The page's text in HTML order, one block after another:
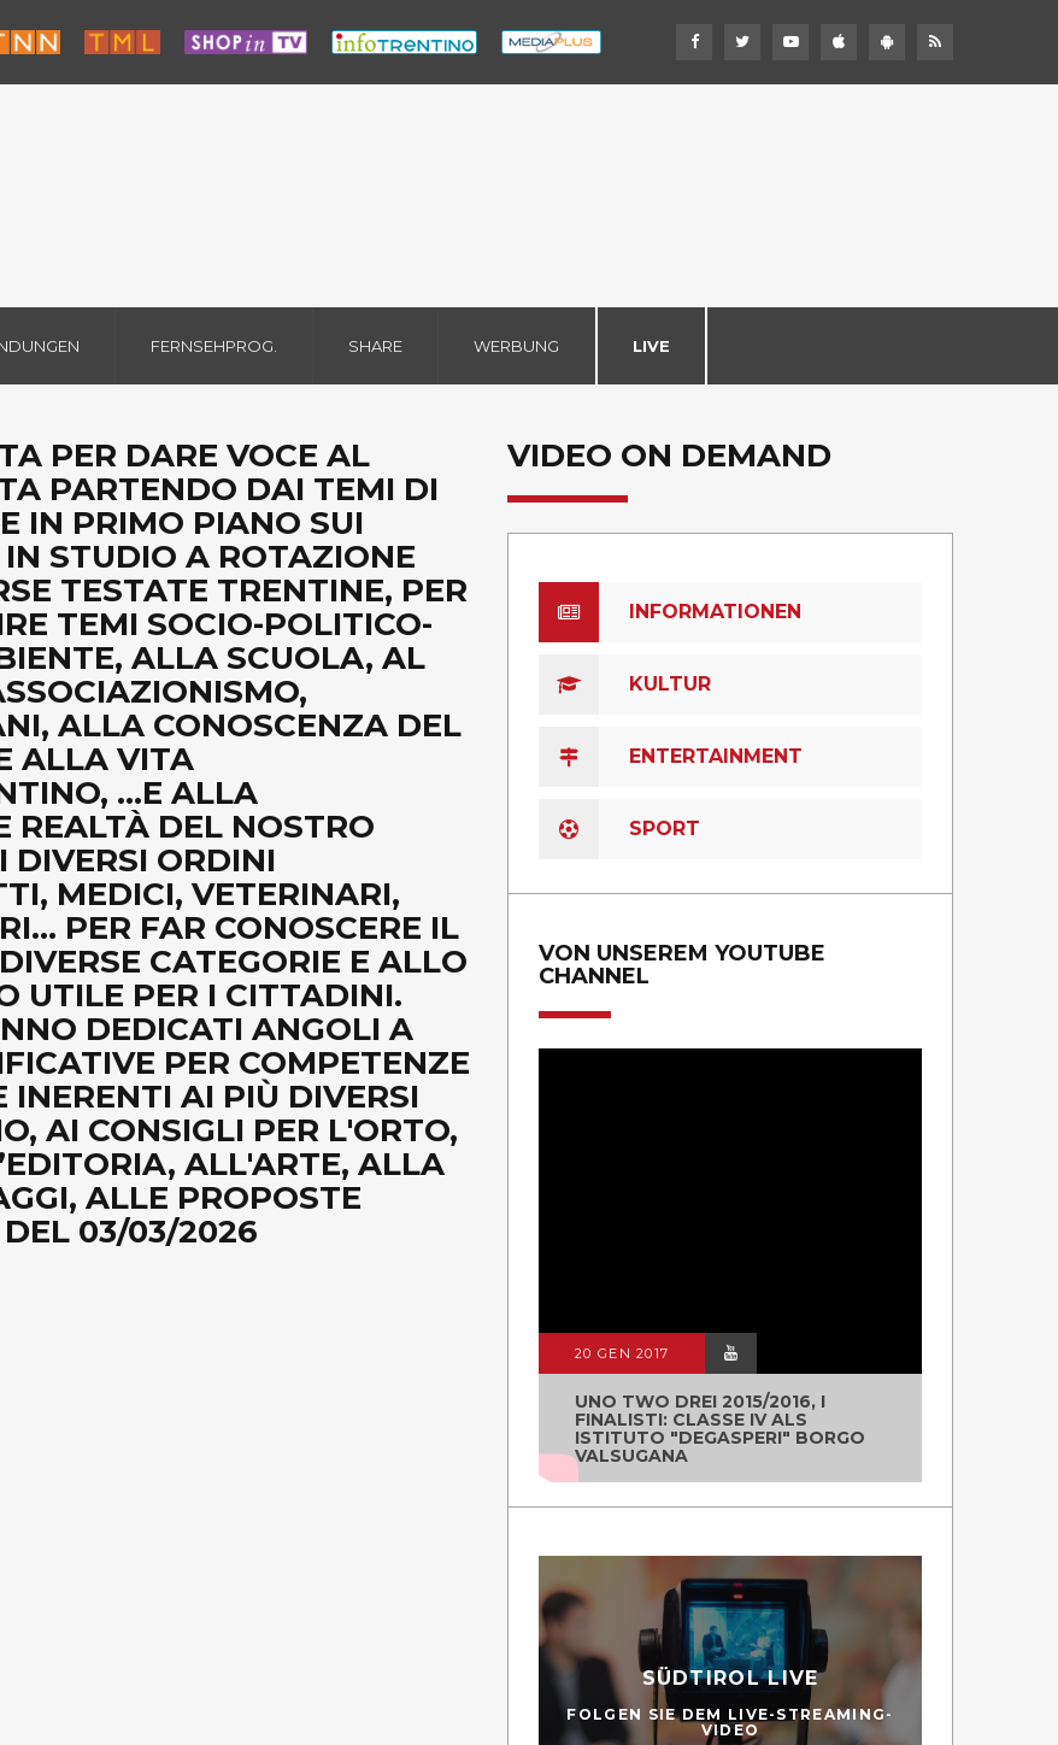
FERNSEHPROG. SHARE WERBUNG LIVE
PER DARE VOCE AL
PARTENDO DAI TEMI DI
IN PRIMO PIANO SUI
STUDIO A ROTAZIONE
TESTATE TRENTINE, PER
TEMI SOCIO-POLITICO-
ALLA SCUOLA, AL
ALLA CONOSCENZA DEL
ALLA VITA
...E ALLA
REALTÀ DEL NOSTRO
DIVERSI ORDINI
MEDICI, VETERINARI,
PER FAR CONOSCERE IL
CATEGORIE E ALLO
UTILE PER I CITTADINI.
DEDICATI ANGOLI A
PER COMPETENZE
INERENTI AI PIÙ DIVERSI
AI CONSIGLI PER L'ORTO,
ALL'ARTE, ALLA
ALLE PROPOSTE
DEL 03/03/2026
VIDEO ON DEMAND
INFORMATIONEN
KULTUR
ENTERTAINMENT
SPORT
VON UNSEREM YOUTUBE
CHANNEL
20 GEN 2017
UNO TWO DREI 2015/2016, I
FINALISTI: CLASSE IV ALS
ISTITUTO "DEGASPERI" BORGO
VALSUGANA
SÜDTIROL LIVE
FOLGEN SIE DEM LIVE-STREAMING-
VIDEO